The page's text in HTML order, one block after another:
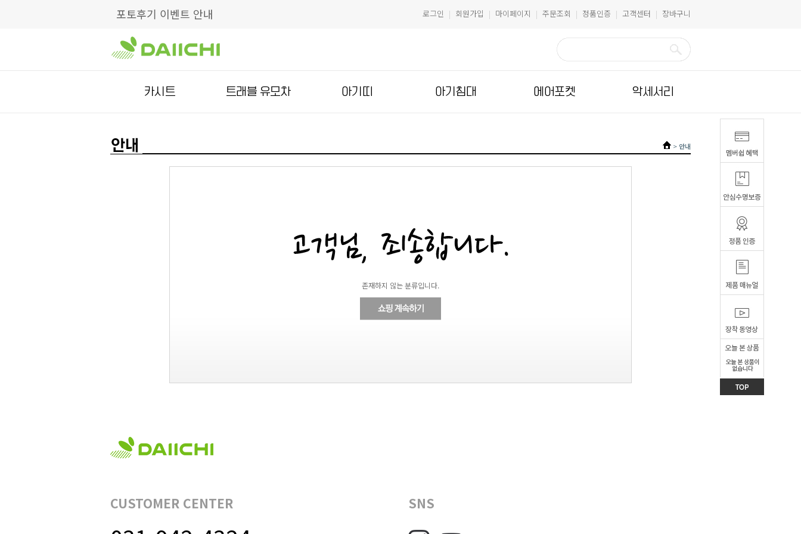
포토후기 이벤트 안내 로그인 | 회원가입 | 마이페이지 | 주문조회 | 정품인증 | 고객센터 | 장바구니
카시트 트래블 유모차 아기띠 아기침대 에어포켓 악세서리
> 안내
존재하지 않는 분류입니다.
CUSTOMER CENTER SNS